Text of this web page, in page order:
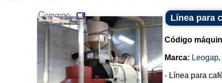
Línea para
Código
Marca: Leogap,
- Línea para